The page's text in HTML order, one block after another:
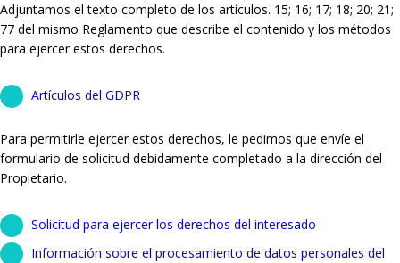
Adjuntamos el texto completo de los artículos. 15; 16; 17; 18; 20; 21;
77 del mismo Reglamento que describe el contenido y los métodos
para ejercer estos derechos.
Artículos del GDPR
Para permitirle ejercer estos derechos, le pedimos que envíe el
formulario de solicitud debidamente completado a la dirección del
Propietario.
Solicitud para ejercer los derechos del interesado
Información sobre el procesamiento de datos personales del